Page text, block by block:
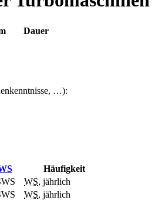
Dauer
…):
Häufigkeit
WS, jährlich
WS, jährlich